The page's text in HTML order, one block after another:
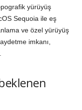
yürüyüş
Sequoia ile eş
ve özel yürüyüş
imkanı,